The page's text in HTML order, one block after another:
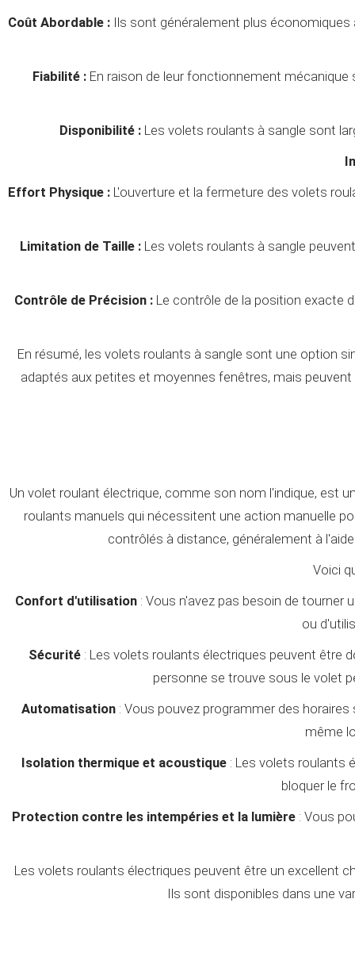
Coût Abordable : Ils sont généralement plus
Fiabilité :En raison de leur fonctionnement mécanique
Disponibilité :Les volets roulants à sangle sont
Effort Physique : L'ouverture et la fermeture des volets
Limitation de Taille :Les volets roulants à sangle
Contrôle de Précision : Le contrôle de la position exacte
En résumé, les volets roulants à sangle sont une option
adaptés aux petites et moyennes fenêtres, mais
Un volet roulant électrique, comme son nom l'indique, est
roulants manuels qui nécessitent une action manuelle
contrôlés à distance, généralement à
Voici
Confort d'utilisation: Vous n'avez pas besoin de tourner
ou
Sécurité: Les volets roulants électriques peuvent être
personne se trouve sous le volet
Automatisation: Vous pouvez programmer des
même
Isolation thermique et acoustique : Les volets roulants
bloquer le
Protection contre les intempéries et la lumière : Vous
Les volets roulants électriques peuvent être un excellent
Ils sont disponibles dans une